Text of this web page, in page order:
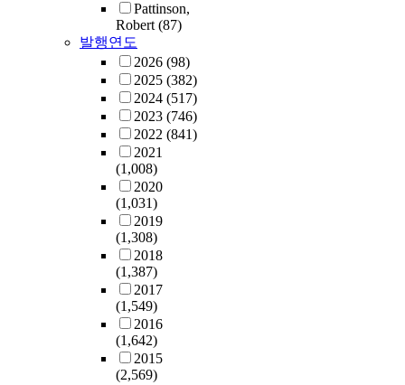
Pattinson,
Robert(87)
발행연도
2026 (98)
2025 (382)
2024 (517)
2023 (746)
2022 (841)
2021
(1,008)
2020
(1,031)
2019
(1,308)
2018
(1,387)
2017
(1,549)
2016
(1,642)
2015
(2,569)